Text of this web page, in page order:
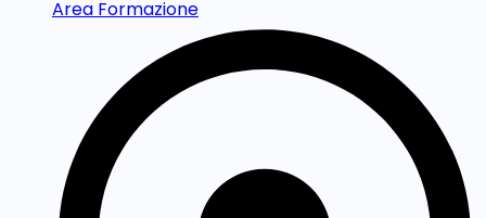
Area Formazione